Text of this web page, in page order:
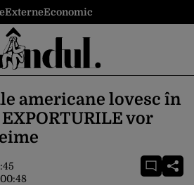
ExterneEconomic
americane lovesc în
vor